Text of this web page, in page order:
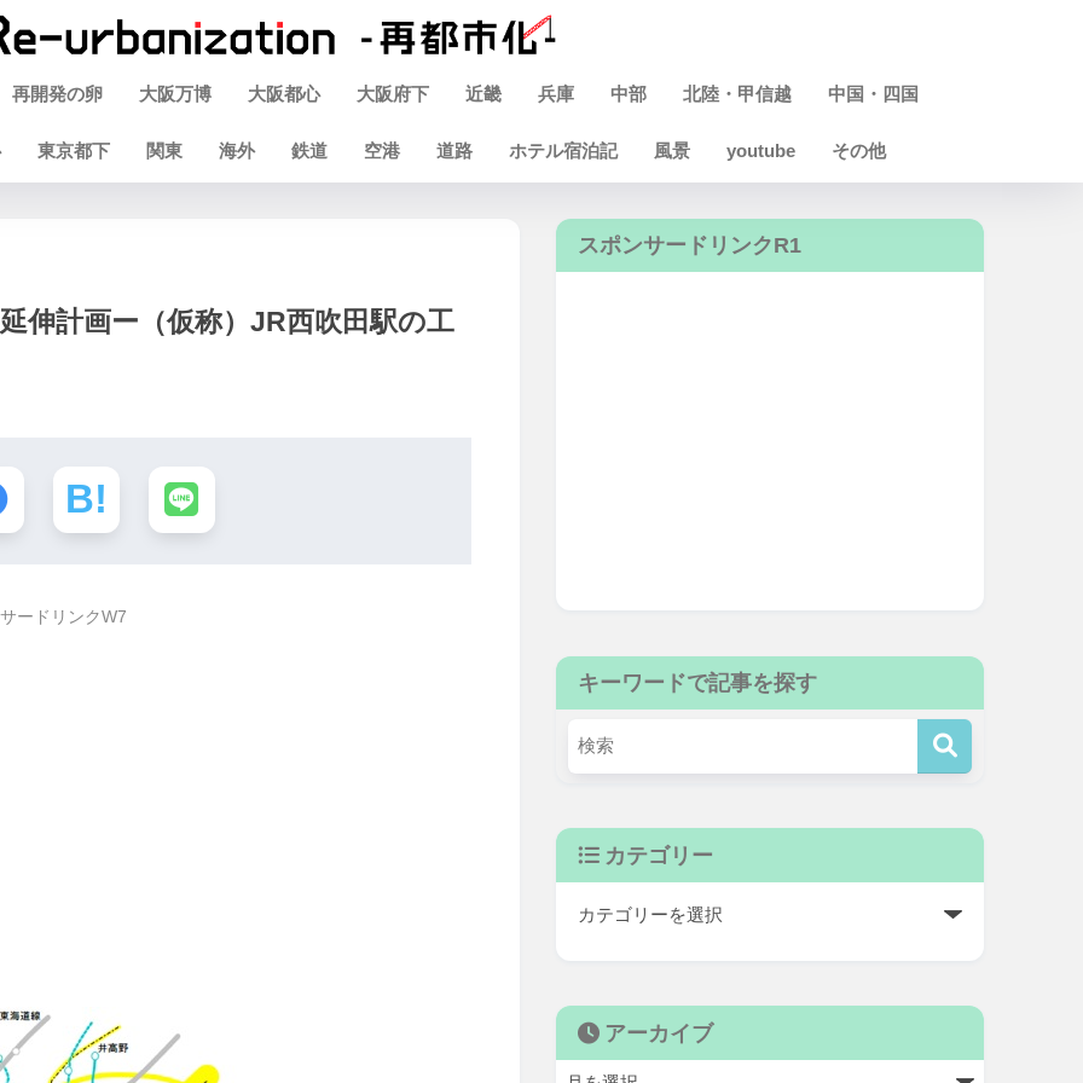
再開発の卵 大阪万博 大阪都心 大阪府下 近畿 兵庫 中部 北陸・甲信越 中国・四国
東京都下 関東 海外 鉄道 空港 道路 ホテル宿泊記 風景 youtube その他
伸計画ー（仮称）JR西吹田駅の工
ードリンクW7
スポンサードリンクR1
キーワードで記事を探す
カテゴリー
アーカイブ